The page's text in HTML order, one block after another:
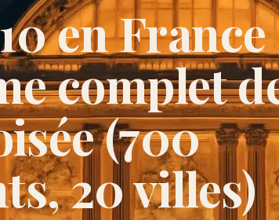
en France
complet
(700
20 villes)